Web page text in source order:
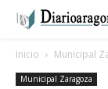
Inicio Municipal
Municipal Zaragoza